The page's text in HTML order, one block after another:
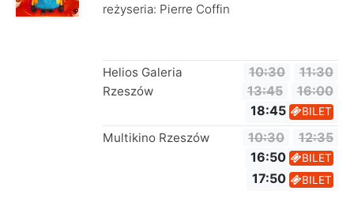
reżyseria: Pierre Coffin
Helios Galeria
Rzeszów
10:30
11:30
13:45
16:00
18:45
BILET
Multikino Rzeszów 10:30
12:35
16:50
BILET
17:50 BILET